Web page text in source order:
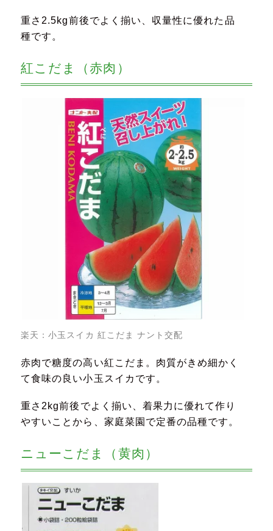
重さ2.5kg前後でよく揃い、収量性に優れた品
種です。
紅こだま（赤肉）
楽天：小玉スイカ 紅こだま ナント交配
赤肉で糖度の高い紅こだま。肉質がきめ細かく
て食味の良い小玉スイカです。
重さ2kg前後でよく揃い、着果力に優れて作り
やすいことから、家庭菜園で定番の品種です。
ニューこだま（黄肉）